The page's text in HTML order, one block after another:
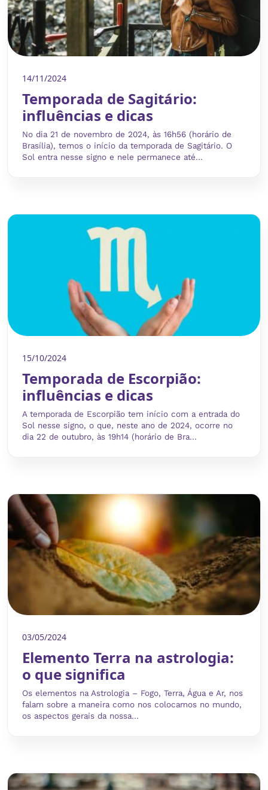
14/11/2024
Temporada de Sagitário:
influências e dicas
No dia 21 de novembro de 2024, às 16h56 (horário de
Brasília), temos o início da temporada de Sagitário. O
Sol entra nesse signo e nele permanece até...
15/10/2024
Temporada de Escorpião:
influências e dicas
A temporada de Escorpião tem início com a entrada do
Sol nesse signo, o que, neste ano de 2024, ocorre no
dia 22 de outubro, às 19h14 (horário de Bra...
03/05/2024
Elemento Terra na astrologia:
o que significa
Os elementos na Astrologia – Fogo, Terra, Água e Ar, nos
falam sobre a maneira como nos colocamos no mundo,
os aspectos gerais da nossa...